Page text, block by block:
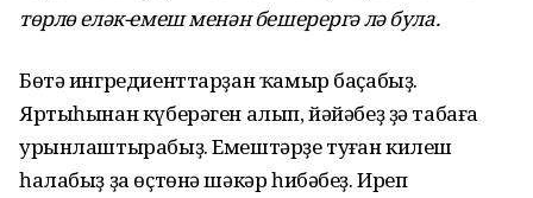
төрлө еләк-емеш менән бешерергә лә була.
Бөтә ингредиенттарҙан ҡамыр баҫабыҙ.
Яртыһынан күберәген алып, йәйәбеҙ ҙә табаға
урынлаштырабыҙ. Емештәрҙе туңған килеш
һалабыҙ ҙа өҫтөнә шәкәр һибәбеҙ. Иреп